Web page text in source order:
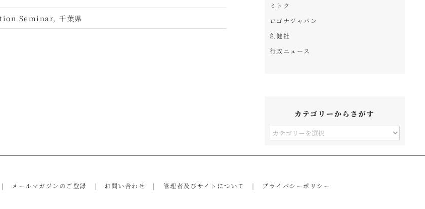
Seminar, 千葉県
ミトク
ロゴナジャパン
創健社
行政ニュース
カテゴリーからさがす
カ
ー
メールマガジンのご登録 お問い合わせ 管理者及びサイトについて プライバシーポリシー